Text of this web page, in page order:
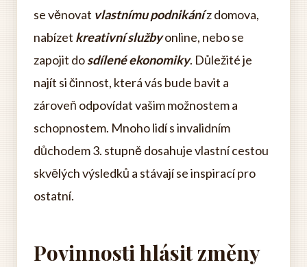
se věnovat vlastnímu podnikáníz domova,
nabízet kreativní službyonline, nebo se
zapojit dosdílené ekonomiky. Důležité je
najít si činnost, která vás bude bavit a
zároveň odpovídat vašim možnostem a
schopnostem. Mnoho lidí s invalidním
důchodem 3. stupně dosahuje vlastní cestou
skvělých výsledků a stávají se inspirací pro
ostatní.
Povinnosti hlásit změny